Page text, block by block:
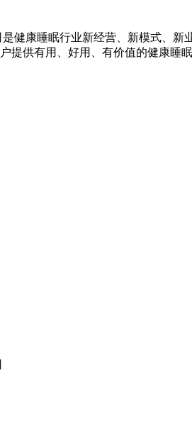
健康睡眠行业新经营、新模式、
提供有用、好用、有价值的健康睡眠